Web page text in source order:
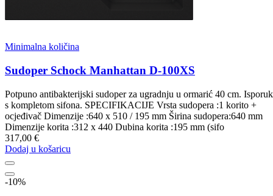
Minimalna količina
Sudoper Schock Manhattan D-100XS
Potpuno antibakterijski sudoper za ugradnju u ormarić 40 cm.
s kompletom sifona. SPECIFIKACIJE Vrsta sudopera :1 korito +
ocjeđivač Dimenzije :640 x 510 / 195 mm Širina sudopera:640 mm
Dimenzije korita :312 x 440 Dubina korita :195 mm (sifo
317,00 €
Dodaj u košaricu
-10%